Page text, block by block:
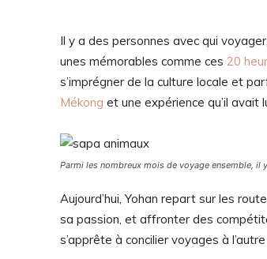
Il y a des personnes avec qui
unes mémorables comme ces 20
s’imprégner de la culture locale et
Mékong et une expérience qu’il
Parmi les nombreux mois de voyage ensemble, il
Aujourd’hui, Yohan repart sur les
sa passion, et affronter des
s’apprête à concilier voyages à